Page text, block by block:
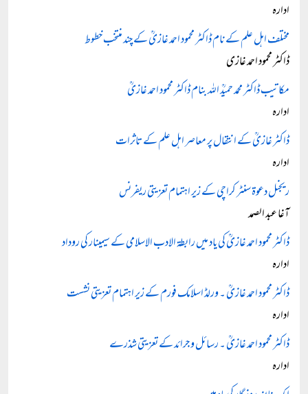
ادارہ
مختلف اہل علم کے نام ڈاکٹر محمود احمد غازیؒ کے چند منتخب خطوط
ڈاکٹر محمود احمد غازی
مکاتیب ڈاکٹر محمد حمیدؒ اللہ بنام ڈاکٹر محمود احمد غازیؒ
ادارہ
ڈاکٹر غازیؒ کے انتقال پر معاصر اہل علم کے تاثرات
ادارہ
ریجنل دعوۃ سنٹر کراچی کے زیر اہتمام تعزیتی ریفرنس
آغا عبد الصمد
ڈاکٹر محمود احمد غازیؒ کی یاد میں رابطۃ الادب الاسلامی کے سیمینار کی روداد
ادارہ
ڈاکٹر محمود احمد غازیؒ ۔ ورلڈ اسلامک فورم کے زیر اہتمام تعزیتی نشست
ادارہ
ڈاکٹر محمود احمد غازیؒ ۔ رسائل و جرائد کے تعزیتی شذرے
ادارہ